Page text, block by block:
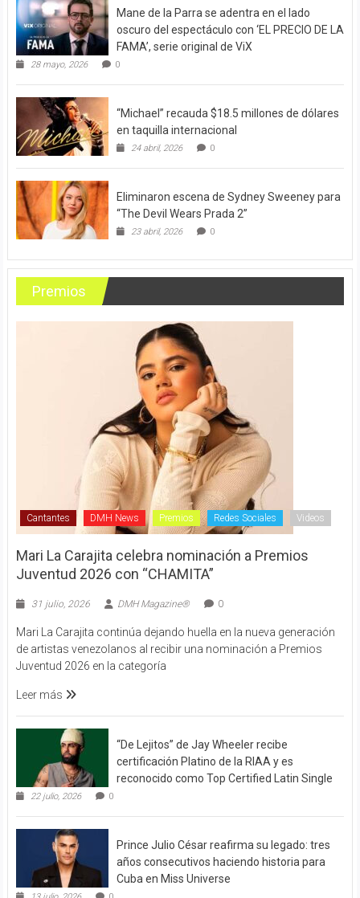
Mane de la Parra se adentra en el lado
oscuro del espectáculo con ‘EL PRECIO DE LA
FAMA’, serie original de ViX
28 mayo, 2026 0
“Michael” recauda $18.5 millones de dólares
en taquilla internacional
24 abril, 2026 0
Eliminaron escena de Sydney Sweeney para
“The Devil Wears Prada 2”
23 abril, 2026 0
Premios
Cantantes DMH News Premios Redes Sociales Videos
Mari La Carajita celebra nominación a Premios
Juventud 2026 con “CHAMITA”
31 julio, 2026 DMH Magazine® 0
Mari La Carajita continúa dejando huella en la nueva generación
de artistas venezolanos al recibir una nominación a Premios
Juventud 2026 en la categoría
Leer más
“De Lejitos” de Jay Wheeler recibe
certificación Platino de la RIAA y es
reconocido como Top Certified Latin Single
22 julio, 2026 0
Prince Julio César reafirma su legado: tres
años consecutivos haciendo historia para
Cuba en Miss Universe